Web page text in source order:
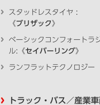
スタッドレスタイヤ :
《ブリザック 》
ベーシックコンフォートラ
ル:《セイバーリング》
ランフラットテクノロジー
トラック・バス／産業車